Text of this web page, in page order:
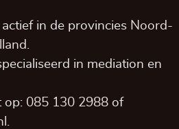
in de provincies Noord-
.
in mediation en
op: 085 130 2988 of
.